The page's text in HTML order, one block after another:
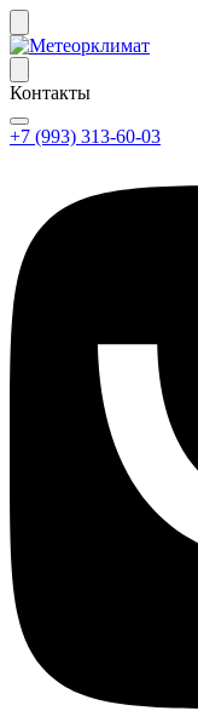
Контакты
+7 (993) 313-60-03